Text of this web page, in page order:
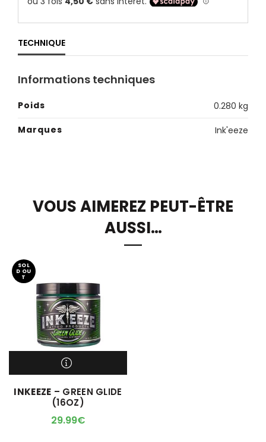
TECHNIQUE
Informations techniques
Poids
0.280 kg
Marques
Ink'eeze
VOUS AIMEREZ PEUT-ÊTRE
AUSSI…
SOL
D OU
T
M'ALERTER QUAND
L'ARTICLE SERA DISPO !
INKEEZE – GREEN GLIDE
(16OZ)
29.99€